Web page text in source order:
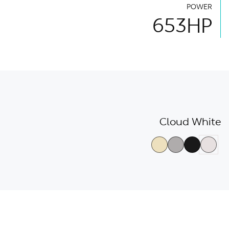
POWER
653HP
צבעי
הדגמים
Cloud White